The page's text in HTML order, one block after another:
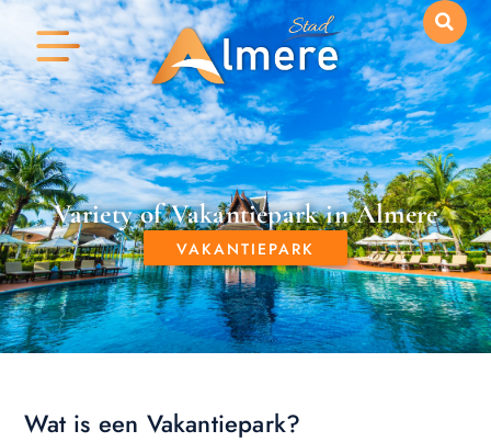
Variety of Vakantiepark in Almere
VAKANTIEPARK
Wat is een Vakantiepark?